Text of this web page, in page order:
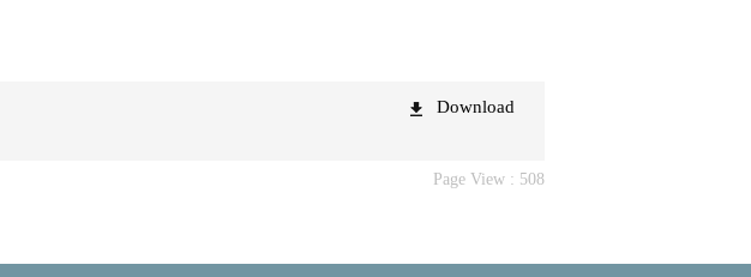
Download
Page View : 508